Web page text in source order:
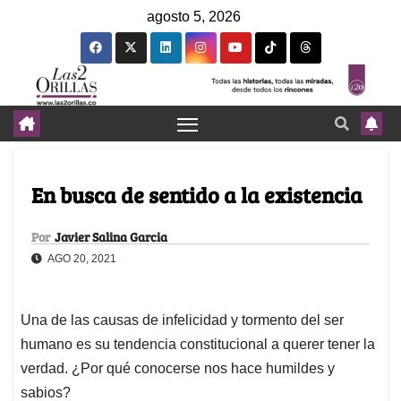
agosto 5, 2026
En busca de sentido a la existencia
Por Javier Salina Garcia
AGO 20, 2021
Una de las causas de infelicidad y tormento del ser
humano es su tendencia constitucional a querer tener la
verdad. ¿Por qué conocerse nos hace humildes y
sabios?